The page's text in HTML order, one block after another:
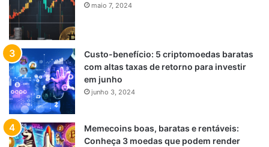
maio 7, 2024
Custo-benefício: 5 criptomoedas baratas
com altas taxas de retorno para investir
em junho
junho 3, 2024
Memecoins boas, baratas e rentáveis:
Conheça 3 moedas que podem render